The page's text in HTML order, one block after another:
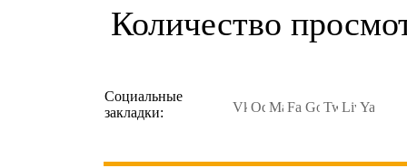
Количество
Социальные
закладки: